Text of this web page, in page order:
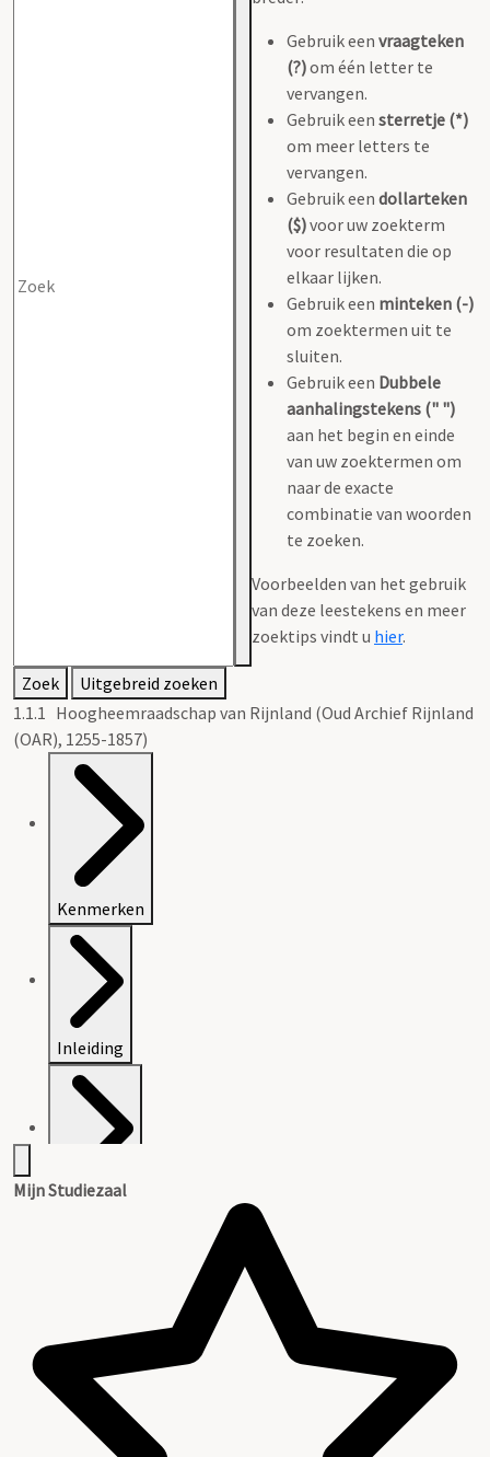
Gebruik een vraagteken
(?)om één letter te
vervangen.
Gebruik een sterretje (*)
om meer letters te
vervangen.
Gebruik een dollarteken
($)voor uw zoekterm
voor resultaten die op
elkaar lijken.
Gebruik een minteken (-)
om zoektermen uit te
sluiten.
Gebruik een Dubbele
aanhalingstekens (" ")
aan het begin en einde
van uw zoektermen om
naar de exacte
combinatie van woorden
te zoeken.
Voorbeelden van het gebruik
van deze leestekens en meer
zoektips vindt u hier.
Zoek
Uitgebreid zoeken
1.1.1 Hoogheemraadschap van Rijnland (Oud Archief Rijnland
(OAR), 1255-1857)
Kenmerken
Inleiding
Inventaris
Mijn Studiezaal